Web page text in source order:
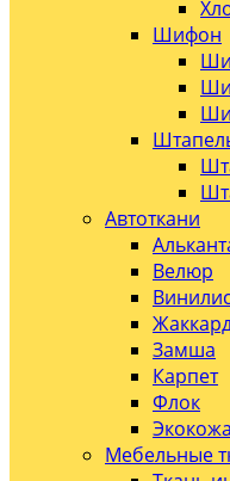
Шифон
Автоткани
Велюр
Замша
Карпет
Флок
Экокожа
Мебельные